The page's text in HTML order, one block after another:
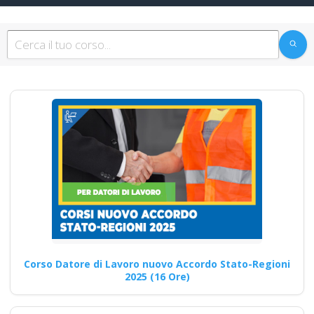
Corso online per il
Rappresentante del
lavoro 2025
Quali sono le novità sui corsi
per il datore di lavoro
previsti…
Continua
Quali sono i
principali obblighi
Corso Datore di Lavoro nuovo Accordo Stato-Regioni
2025 (16 Ore)